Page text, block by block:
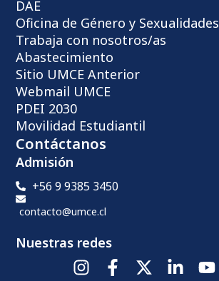
DAE
Oficina de Género y Sexualidades
Trabaja con nosotros/as
Abastecimiento
Sitio UMCE Anterior
Webmail UMCE
PDEI 2030
Movilidad Estudiantil
Contáctanos
Admisión
+56 9 9385 3450
contacto@umce.cl
Nuestras redes